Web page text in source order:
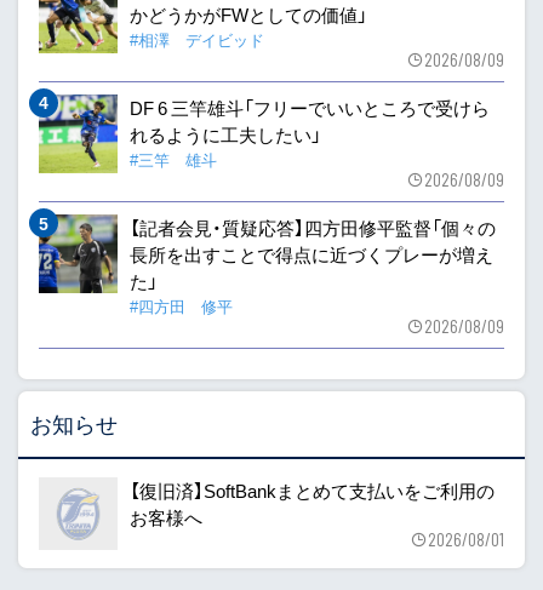
かどうかがFWとしての価値」
#相澤 デイビッド
2026/08/09
DF 6 三竿雄斗「フリーでいいところで受けら
れるように工夫したい」
#三竿 雄斗
2026/08/09
【記者会見・質疑応答】四方田修平監督「個々の
長所を出すことで得点に近づくプレーが増え
た」
#四方田 修平
2026/08/09
お知らせ
【復旧済】SoftBankまとめて支払いをご利用の
お客様へ
2026/08/01